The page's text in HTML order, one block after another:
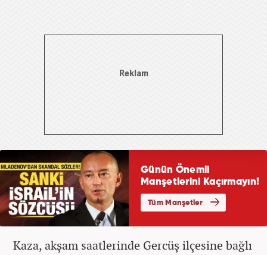
Kaza, akşam saatlerinde Gercüş ilçesine bağlı